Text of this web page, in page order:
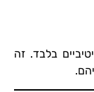
בלבד. זה